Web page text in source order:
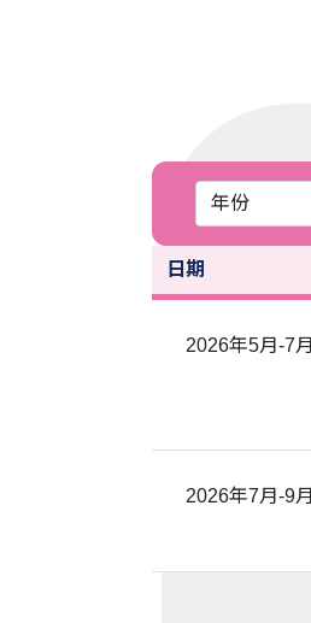
日期
2026年5月-7月
2026年7月-9月